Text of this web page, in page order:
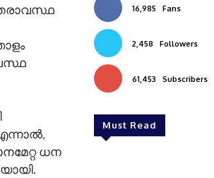
ധന
16,985 Fans
2,458 Followers
61,453 Subscribers
Must Read